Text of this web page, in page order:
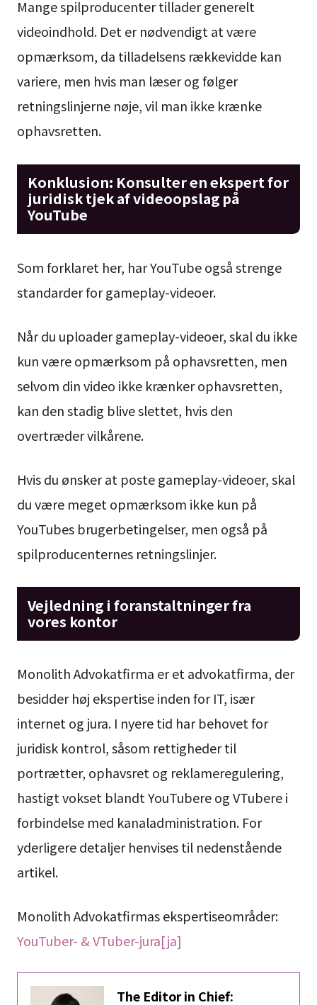
Mange spilproducenter tillader generelt
videoindhold. Det er nødvendigt at være
opmærksom, da tilladelsens rækkevidde kan
variere, men hvis man læser og følger
retningslinjerne nøje, vil man ikke krænke
ophavsretten.
Konklusion: Konsulter en ekspert for
juridisk tjek af videoopslag på
YouTube
Som forklaret her, har YouTube også strenge
standarder for gameplay-videoer.
Når du uploader gameplay-videoer, skal du ikke
kun være opmærksom på ophavsretten, men
selvom din video ikke krænker ophavsretten,
kan den stadig blive slettet, hvis den
overtræder vilkårene.
Hvis du ønsker at poste gameplay-videoer, skal
du være meget opmærksom ikke kun på
YouTubes brugerbetingelser, men også på
spilproducenternes retningslinjer.
Vejledning i foranstaltninger fra
vores kontor
Monolith Advokatfirma er et advokatfirma, der
besidder høj ekspertise inden for IT, især
internet og jura. I nyere tid har behovet for
juridisk kontrol, såsom rettigheder til
portrætter, ophavsret og reklameregulering,
hastigt vokset blandt YouTubere og VTubere i
forbindelse med kanaladministration. For
yderligere detaljer henvises til nedenstående
artikel.
Monolith Advokatfirmas ekspertiseområder:
YouTuber- & VTuber-jura[ja]
The Editor in Chief: